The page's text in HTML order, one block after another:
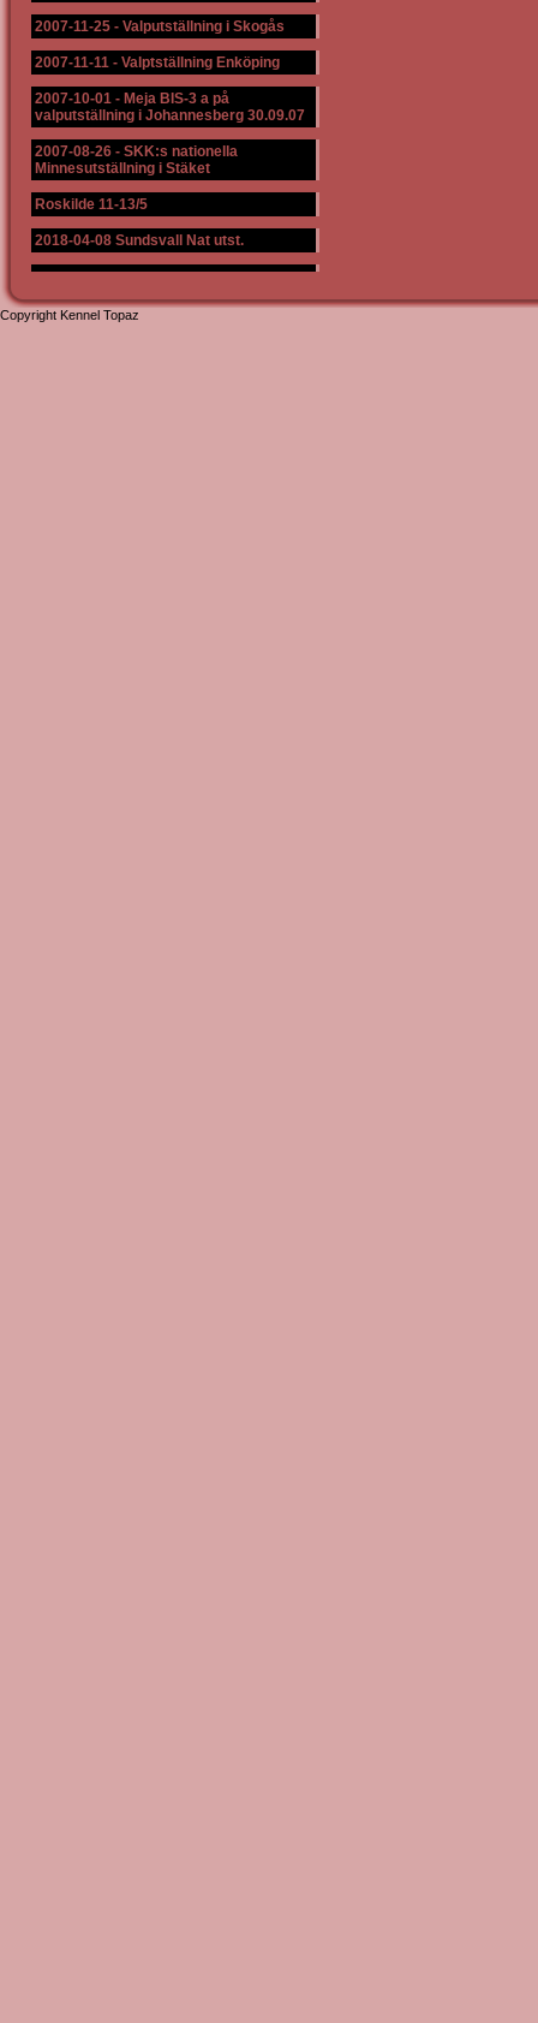
2007-11-25 - Valputställning i Skogås
2007-11-11 - Valptställning Enköping
2007-10-01 - Meja BIS-3 a på
valputställning i Johannesberg 30.09.07
2007-08-26 - SKK:s nationella
Minnesutställning i Stäket
Roskilde 11-13/5
2018-04-08 Sundsvall Nat utst.
Copyright Kennel Topaz